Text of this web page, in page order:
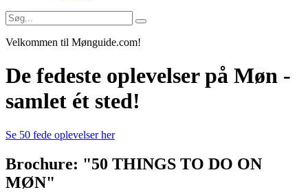
Velkommen til Mønguide.com!
De fedeste oplevelser på Møn -
samlet ét sted!
Se 50 fede oplevelser her
Brochure: "50 THINGS TO DO ON
MØN"